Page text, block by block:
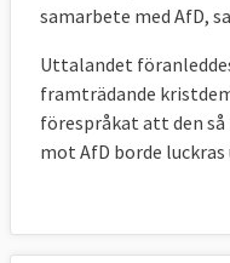
samarbete med AfD,
Uttalandet
framträdande
förespråkat att den
mot AfD borde luckras